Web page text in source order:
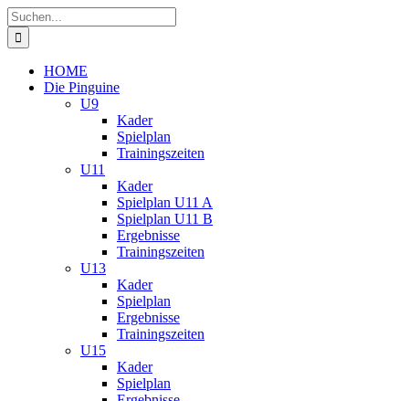
Zum
Inhalt
springen
Suche
nach:
HOME
Die Pinguine
U9
Kader
Spielplan
Trainingszeiten
U11
Kader
Spielplan U11 A
Spielplan U11 B
Ergebnisse
Trainingszeiten
U13
Kader
Spielplan
Ergebnisse
Trainingszeiten
U15
Kader
Spielplan